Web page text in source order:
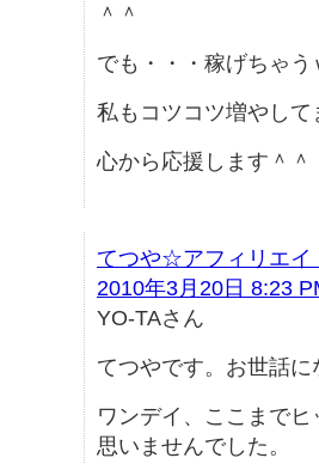
＾＾
でも・・・稼げちゃう
私もコツコツ増やして
心から応援します＾＾
てつや☆アフィリエイ
2010年3月20日 8:23
YO-TAさん
てつやです。お世話
ワンデイ、ここまで
思いませんでした。